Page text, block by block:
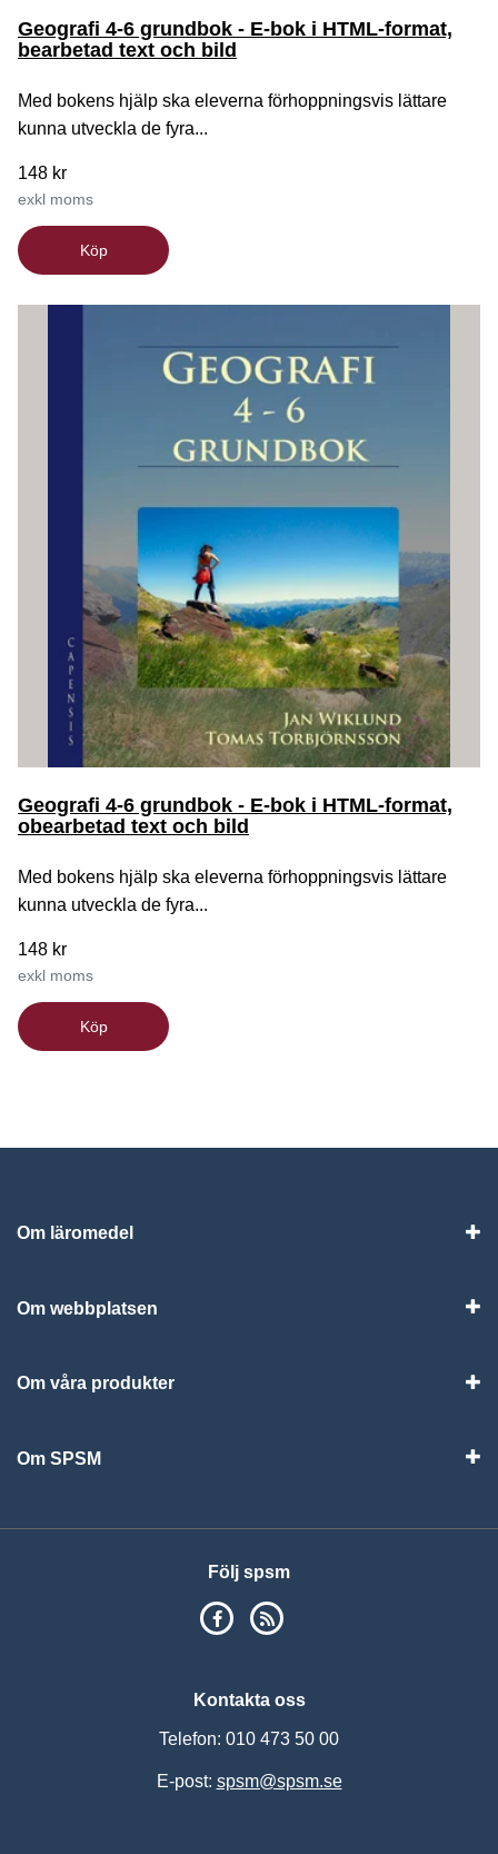
Geografi 4-6 grundbok - E-bok i HTML-format,
bearbetad text och bild
Med bokens hjälp ska eleverna förhoppningsvis lättare
kunna utveckla de fyra...
148 kr
exkl moms
Köp
Geografi 4-6 grundbok - E-bok i HTML-format,
obearbetad text och bild
Med bokens hjälp ska eleverna förhoppningsvis lättare
kunna utveckla de fyra...
148 kr
exkl moms
Köp
Om läromedel
Om webbplatsen
Om våra produkter
Om SPSM
Följ spsm
SPSM på Facebook
Kontakta oss
Telefon: 010 473 50 00
E-post: spsm@spsm.se